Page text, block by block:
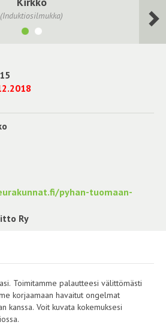
(Induktiosilmukka)
pyhan-tuomaan-
Ry
Toimitamme palautteesi välittömästi
havaitut ongelmat
kanssa. Voit kuvata kokemuksesi